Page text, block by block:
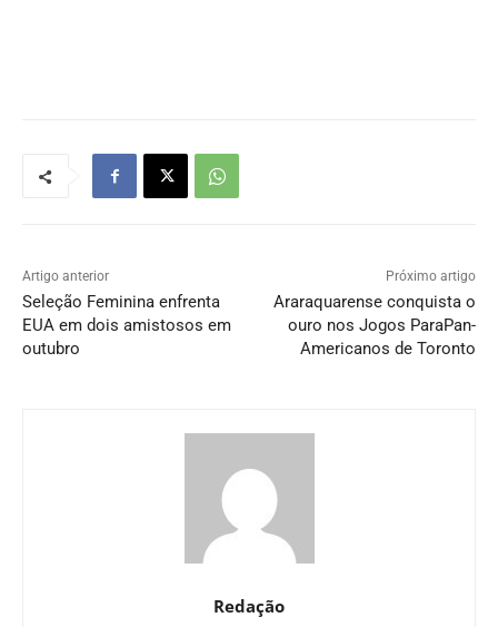
Artigo anterior
Seleção Feminina enfrenta
EUA em dois amistosos em
outubro
Próximo artigo
Araraquarense conquista o
ouro nos Jogos ParaPan-
Americanos de Toronto
Redação